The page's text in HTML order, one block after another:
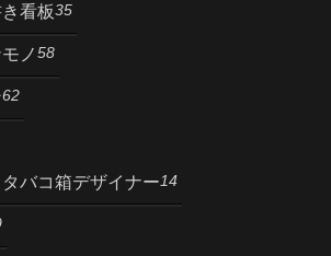
看板35
ノ58
62
バコ箱デザイナー14